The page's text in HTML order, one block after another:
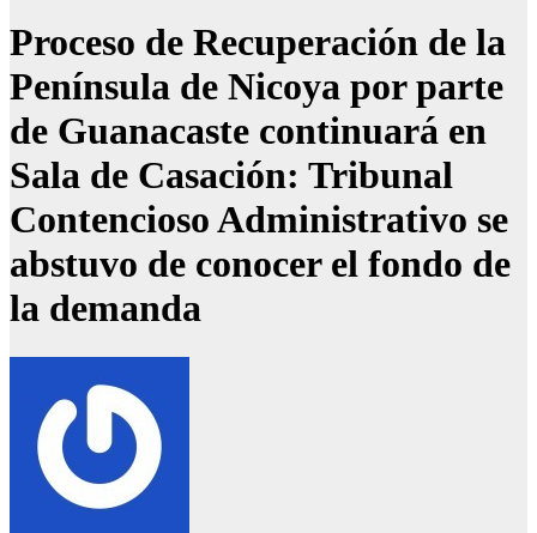
Proceso de Recuperación de la
Península de Nicoya por parte
de Guanacaste continuará en
Sala de Casación: Tribunal
Contencioso Administrativo se
abstuvo de conocer el fondo de
la demanda